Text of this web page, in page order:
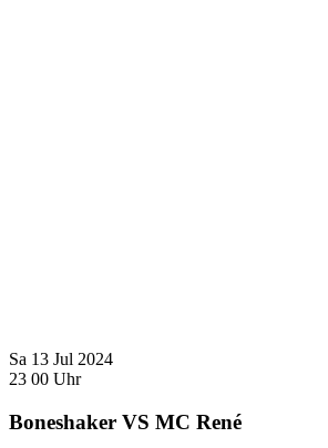
Sa 13 Jul 2024
23 00 Uhr
Boneshaker VS MC René